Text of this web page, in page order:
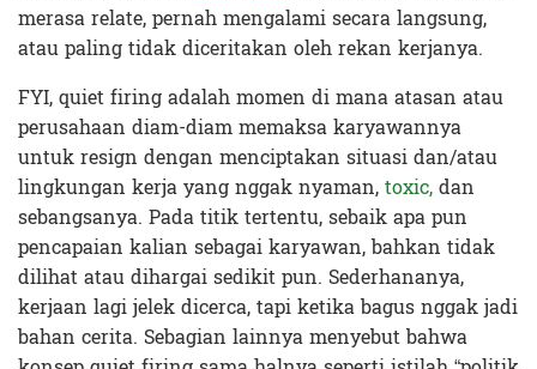
merasa relate, pernah mengalami secara langsung,
atau paling tidak diceritakan oleh rekan kerjanya.
FYI, quiet firing adalah momen di mana atasan atau
perusahaan diam-diam memaksa karyawannya
untuk resign dengan menciptakan situasi dan/atau
lingkungan kerja yang nggak nyaman,toxic,dan
sebangsanya. Pada titik tertentu, sebaik apa pun
pencapaian kalian sebagai karyawan, bahkan tidak
dilihat atau dihargai sedikit pun. Sederhananya,
kerjaan lagi jelek dicerca, tapi ketika bagus nggak jadi
bahan cerita. Sebagian lainnya menyebut bahwa